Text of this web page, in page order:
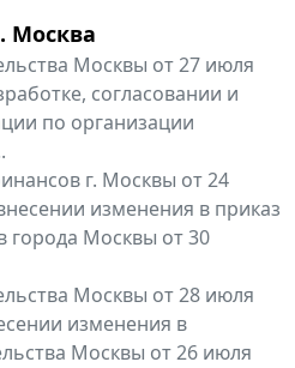
Москва
Москвы от 27 июля
согласовании и
по организации
г. Москвы от 24
изменения в приказ
города Москвы от 30
Москвы от 28 июля
изменения в
Москвы от 26 июля